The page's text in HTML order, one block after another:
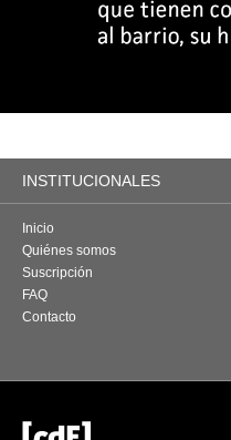
INSTITUCIONALES
Inicio
Quiénes somos
Suscripción
FAQ
Contacto